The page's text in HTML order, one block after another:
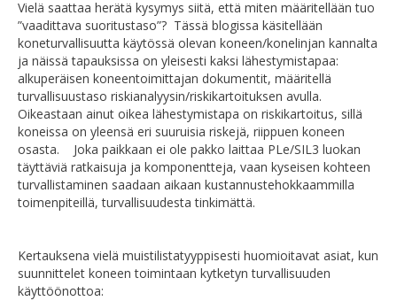
Vielä saattaa herätä kysymys siitä, että miten määritellään tuo
”vaadittava suoritustaso”? Tässä blogissa käsitellään
koneturvallisuutta käytössä olevan koneen/konelinjan kannalta
ja näissä tapauksissa on yleisesti kaksi lähestymistapaa:
alkuperäisen koneentoimittajan dokumentit, määritellä
turvallisuustaso riskianalyysin/riskikartoituksen avulla.
Oikeastaan ainut oikea lähestymistapa on riskikartoitus, sillä
koneissa on yleensä eri suuruisia riskejä, riippuen koneen
osasta. Joka paikkaan ei ole pakko laittaa PLe/SIL3 luokan
täyttäviä ratkaisuja ja komponentteja, vaan kyseisen kohteen
turvallistaminen saadaan aikaan kustannustehokkaammilla
toimenpiteillä, turvallisuudesta tinkimättä.
Kertauksena vielä muistilistatyyppisesti huomioitavat asiat, kun
suunnittelet koneen toimintaan kytketyn turvallisuuden
käyttöönottoa: